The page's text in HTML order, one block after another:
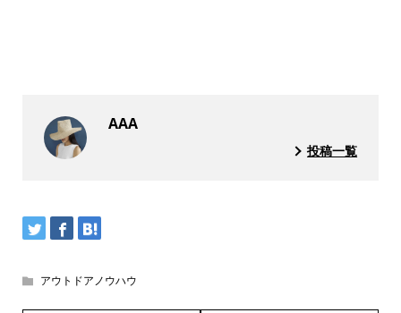
AAA
投稿一覧
アウトドアノウハウ